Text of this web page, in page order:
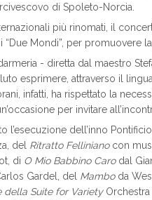
di Spoleto-Norcia.
più rinomati, il
“Due Mondi”, per promuovere
- diretta dal maestro
esprimere, attraverso il
infatti, ha rispettato la
per invitare
l’esecuzione dell’inno
del Ritratto Fellinianocon
di O Mio Babbino Carodal
Gardel, del Mamboda
della Suite for VarietyOrchestra